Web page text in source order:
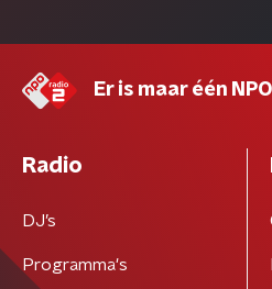
Er is maar één
Radio
DJ’s
Programma's